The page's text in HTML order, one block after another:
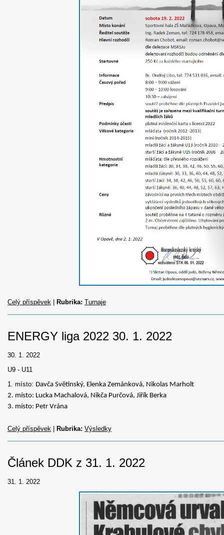
Celý příspěvek Rubrika: Turnaje
ENERGY liga 2022 30. 1. 2022
30. 1. 2022
U9 - U11
1. místo: Davča Světinský, Elenka Zemánková, Nikolas Marholt
2. místo: Lucka Machalová, Nikča Purčová, Jiřík Berka
3. místo: Petr Vrána
Celý příspěvek Rubrika: Výsledky
Článek DDK z 31. 1. 2022
31. 1. 2022